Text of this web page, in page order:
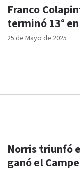
25 de Mayo de 2025
Franco
terminó 13°
Norris triunfó
ganó el